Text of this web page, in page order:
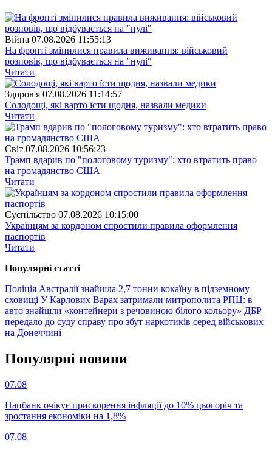
Війна 07.08.2026 11:55:13
На фронті змінилися правила виживання: військовий
розповів, що відбувається на "нулі"
Читати
Здоров'я 07.08.2026 11:14:57
Солодощі, які варто їсти щодня, назвали медики
Читати
Свiт 07.08.2026 10:56:23
Трамп вдарив по "пологовому туризму": хто втратить право
на громадянство США
Читати
Суспiльство 07.08.2026 10:15:00
Українцям за кордоном спростили правила оформлення
паспортів
Читати
Популярнi статтi
Поліція Австралії знайшла 2,7 тонни кокаїну в підземному
сховищі У Карлових Варах затримали митрополита РПЦ: в
авто знайшли «контейнери з речовиною білого кольору» ДБР
передало до суду справу про збут наркотиків серед військових
на Донеччині
Популярнi новини
07.08
Нацбанк очікує прискорення інфляції до 10% цьогоріч та
зростання економіки на 1,8%
07.08